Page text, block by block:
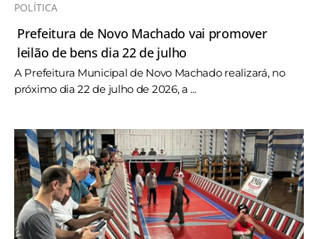
POLÍTICA
Prefeitura de Novo Machado vai promover
leilão de bens dia 22 de julho
A Prefeitura Municipal de Novo Machado realizará, no
próximo dia 22 de julho de 2026, a ...